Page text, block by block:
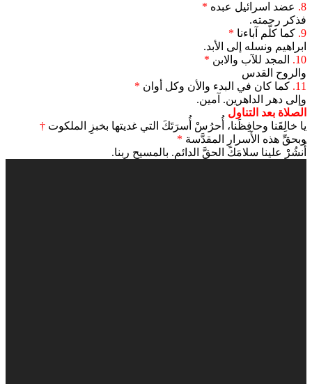
8. عضد اسرائيل عبده *
فذكر رحمته.
9. كما كلّم آباءنا *
ابراهيم ونسله إلى الأبد.
10.
المجد للآب والابن *
والروح القدس
11. كما كان في البدء والأن وكل أوان *
وإلى دهر الداهرين. آمين.
الصلاة بعد التناول
يا خالِقَنا وحافِظَنا، أُحرُسْ أُسرَتَكَ التي غديتها بخبزِ الملكوت †
وبحقِّ هذه الأَسرارِ المقدَّسة *
أُنشُرْ علينا سلامَكَ الحقَّ الدائم. بالمسيح ربنا.